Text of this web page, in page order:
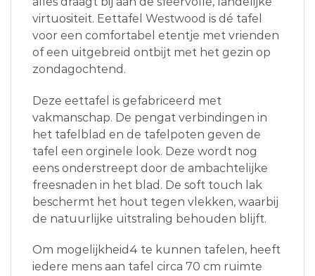
virtuositeit. Eettafel Westwood is dé tafel
voor een comfortabel etentje met vrienden
of een uitgebreid ontbijt met het gezin op
zondagochtend.
Deze eettafel is gefabriceerd met
vakmanschap. De pengat verbindingen in
het tafelblad en de tafelpoten geven de
tafel een orginele look. Deze wordt nog
eens onderstreept door de ambachtelijke
freesnaden in het blad. De soft touch lak
beschermt het hout tegen vlekken, waarbij
de natuurlijke uitstraling behouden blijft.
Om mogelijkheid4 te kunnen tafelen, heeft
iedere mens aan tafel circa 70 cm ruimte